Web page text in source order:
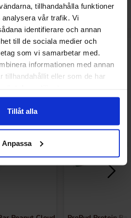
tillhandahålla funktioner
vår trafik. Vi
identifierare och annan
till de sociala medier och
som vi samarbetar med.
informationen med annan
tillhandahållit eller som de har
Tillåt alla
Anpassa
30 dage er 20.90 kr (2026-08-09)
produkter